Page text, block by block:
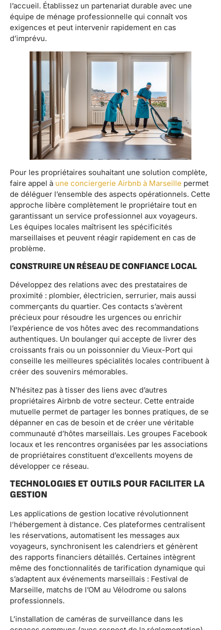
l’accueil. Établissez un partenariat durable avec une
équipe de ménage professionnelle qui connaît vos
exigences et peut intervenir rapidement en cas
d’imprévu.
Pour les propriétaires souhaitant une solution complète,
faire appel à une conciergerie Airbnb à Marseille permet
de déléguer l’ensemble des aspects opérationnels. Cette
approche libère complètement le propriétaire tout en
garantissant un service professionnel aux voyageurs.
Les équipes locales maîtrisent les spécificités
marseillaises et peuvent réagir rapidement en cas de
problème.
CONSTRUIRE UN RÉSEAU DE CONFIANCE LOCAL
Développez des relations avec des prestataires de
proximité : plombier, électricien, serrurier, mais aussi
commerçants du quartier. Ces contacts s’avèrent
précieux pour résoudre les urgences ou enrichir
l’expérience de vos hôtes avec des recommandations
authentiques. Un boulanger qui accepte de livrer des
croissants frais ou un poissonnier du Vieux-Port qui
conseille les meilleures spécialités locales contribuent à
créer des souvenirs mémorables.
N’hésitez pas à tisser des liens avec d’autres
propriétaires Airbnb de votre secteur. Cette entraide
mutuelle permet de partager les bonnes pratiques, de se
dépanner en cas de besoin et de créer une véritable
communauté d’hôtes marseillais. Les groupes Facebook
locaux et les rencontres organisées par les associations
de propriétaires constituent d’excellents moyens de
développer ce réseau.
TECHNOLOGIES ET OUTILS POUR FACILITER LA
GESTION
Les applications de gestion locative révolutionnent
l’hébergement à distance. Ces plateformes centralisent
les réservations, automatisent les messages aux
voyageurs, synchronisent les calendriers et génèrent
des rapports financiers détaillés. Certaines intègrent
même des fonctionnalités de tarification dynamique qui
s’adaptent aux événements marseillais : Festival de
Marseille, matchs de l’OM au Vélodrome ou salons
professionnels.
L’installation de caméras de surveillance dans les